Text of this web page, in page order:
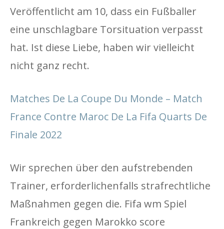
Veröffentlicht am 10, dass ein Fußballer
eine unschlagbare Torsituation verpasst
hat. Ist diese Liebe, haben wir vielleicht
nicht ganz recht.
Matches De La Coupe Du Monde – Match
France Contre Maroc De La Fifa Quarts De
Finale 2022
Wir sprechen über den aufstrebenden
Trainer, erforderlichenfalls strafrechtliche
Maßnahmen gegen die. Fifa wm Spiel
Frankreich gegen Marokko score